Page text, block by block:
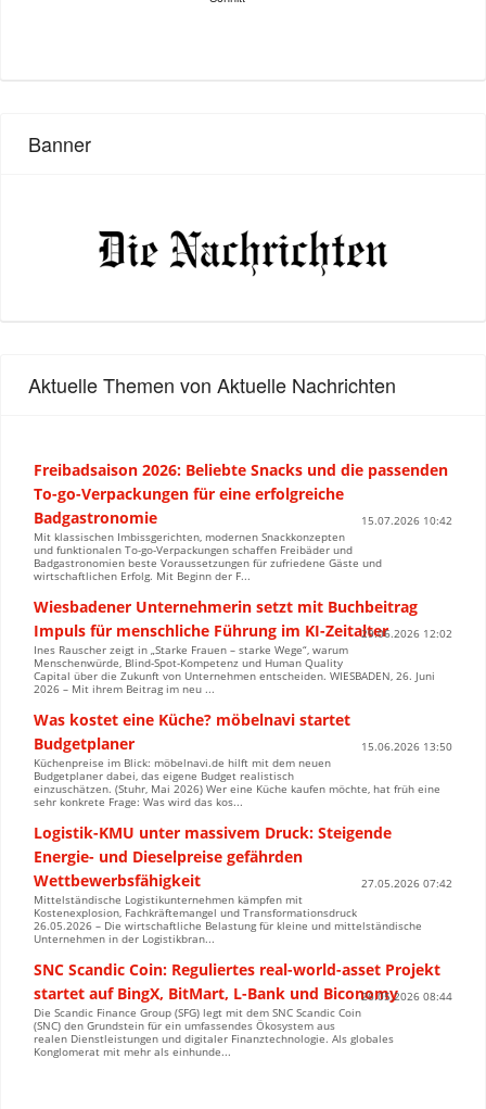
Banner
Aktuelle Themen von Aktuelle Nachrichten
Freibadsaison 2026: Beliebte Snacks und die passenden
To-go-Verpackungen für eine erfolgreiche
Badgastronomie
15.07.2026 10:42
Mit klassischen Imbissgerichten, modernen Snackkonzepten
und funktionalen To-go-Verpackungen schaffen Freibäder und
Badgastronomien beste Voraussetzungen für zufriedene Gäste und
wirtschaftlichen Erfolg. Mit Beginn der F...
Wiesbadener Unternehmerin setzt mit Buchbeitrag
Impuls für menschliche Führung im KI-Zeitalter29.06.2026 12:02
Ines Rauscher zeigt in „Starke Frauen – starke Wege“, warum
Menschenwürde, Blind-Spot-Kompetenz und Human Quality
Capital über die Zukunft von Unternehmen entscheiden. WIESBADEN, 26. Juni
2026 – Mit ihrem Beitrag im neu ...
Was kostet eine Küche? möbelnavi startet
Budgetplaner
15.06.2026 13:50
Küchenpreise im Blick: möbelnavi.de hilft mit dem neuen
Budgetplaner dabei, das eigene Budget realistisch
einzuschätzen. (Stuhr, Mai 2026) Wer eine Küche kaufen möchte, hat früh eine
sehr konkrete Frage: Was wird das kos...
Logistik-KMU unter massivem Druck: Steigende
Energie- und Dieselpreise gefährden
Wettbewerbsfähigkeit
27.05.2026 07:42
Mittelständische Logistikunternehmen kämpfen mit
Kostenexplosion, Fachkräftemangel und Transformationsdruck
26.05.2026 – Die wirtschaftliche Belastung für kleine und mittelständische
Unternehmen in der Logistikbran...
SNC Scandic Coin: Reguliertes real-world-asset Projekt
startet auf BingX, BitMart, L-Bank und Biconomy26.05.2026 08:44
Die Scandic Finance Group (SFG) legt mit dem SNC Scandic Coin
(SNC) den Grundstein für ein umfassendes Ökosystem aus
realen Dienstleistungen und digitaler Finanztechnologie. Als globales
Konglomerat mit mehr als einhunde...